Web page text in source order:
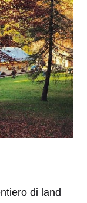
di land